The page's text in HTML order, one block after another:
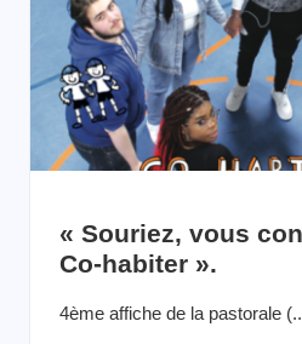
« Souriez, vous
Co-habiter ».
4ème affiche de la pastorale